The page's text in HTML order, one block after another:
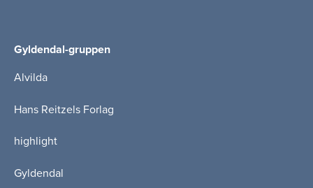
Gyldendal-gruppen
Alvilda
Hans Reitzels Forlag
highlight
Gyldendal